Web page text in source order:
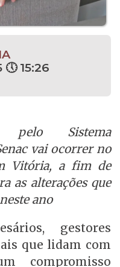
🕔 15:26
pelo Sistema
vai ocorrer no
Vitória, a fim de
as alterações que
ano
gestores
que lidam com
compromisso